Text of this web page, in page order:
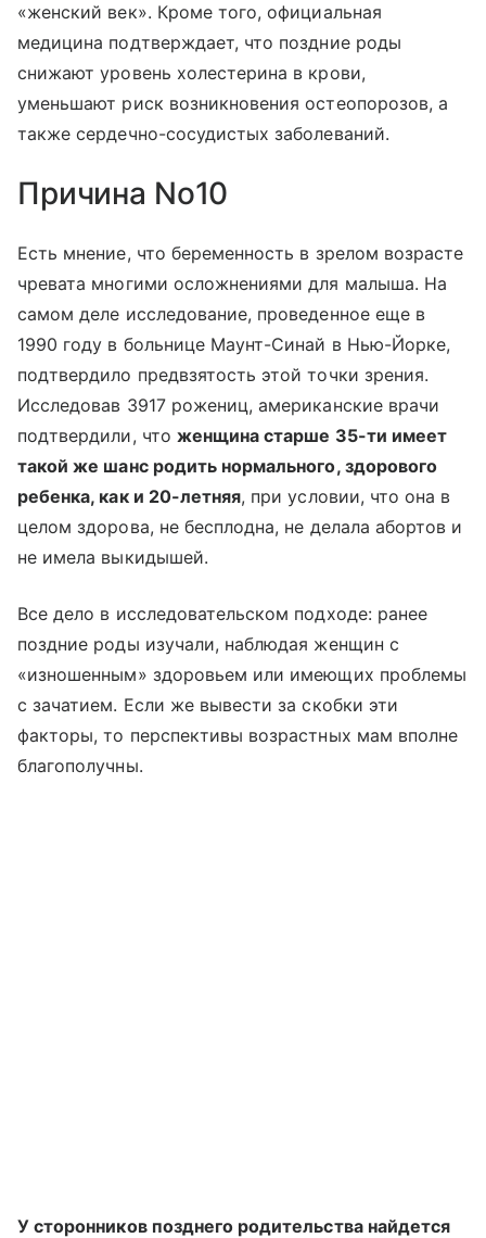
«женский век». Кроме того, официальная
медицина подтверждает, что поздние роды
снижают уровень холестерина в крови,
уменьшают риск возникновения остеопорозов, а
также сердечно-сосудистых заболеваний.
Причина No10
Есть мнение, что беременность в зрелом возрасте
чревата многими осложнениями для малыша. На
самом деле исследование, проведенное еще в
1990 году в больнице Маунт-Синай в Нью-Йорке,
подтвердило предвзятость этой точки зрения.
Исследовав 3917 рожениц, американские врачи
подтвердили, что женщина старше 35-ти имеет
такой же шанс родить нормального, здорового
ребенка, как и 20-летняя, при условии, что она в
целом здорова, не бесплодна, не делала абортов и
не имела выкидышей.
Все дело в исследовательском подходе: ранее
поздние роды изучали, наблюдая женщин с
«изношенным» здоровьем или имеющих проблемы
с зачатием. Если же вывести за скобки эти
факторы, то перспективы возрастных мам вполне
благополучны.
У сторонников позднего родительства найдется